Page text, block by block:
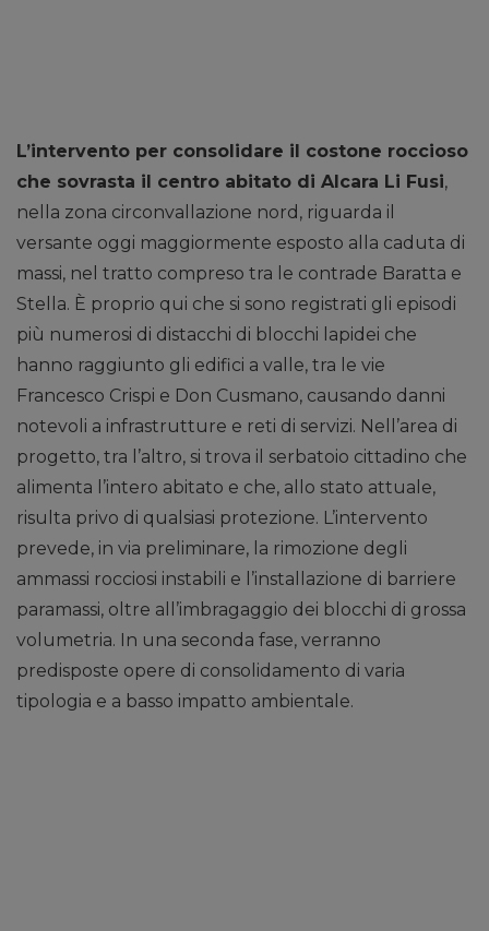
L’intervento per consolidare il costone roccioso
che sovrasta il centro abitato di Alcara Li Fusi,
nella zona circonvallazione nord, riguarda il
versante oggi maggiormente esposto alla caduta di
massi, nel tratto compreso tra le contrade Baratta e
Stella. È proprio qui che si sono registrati gli episodi
più numerosi di distacchi di blocchi lapidei che
hanno raggiunto gli edifici a valle, tra le vie
Francesco Crispi e Don Cusmano, causando danni
notevoli a infrastrutture e reti di servizi. Nell’area di
progetto, tra l’altro, si trova il serbatoio cittadino che
alimenta l’intero abitato e che, allo stato attuale,
risulta privo di qualsiasi protezione. L’intervento
prevede, in via preliminare, la rimozione degli
ammassi rocciosi instabili e l’installazione di barriere
paramassi, oltre all’imbragaggio dei blocchi di grossa
volumetria. In una seconda fase, verranno
predisposte opere di consolidamento di varia
tipologia e a basso impatto ambientale.